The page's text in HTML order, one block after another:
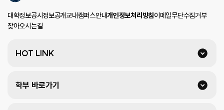
대학정보공시정보공개교내캠퍼스안내개인정보처리방침이메일무단수집거부
찾아오시는길
HOT LINK
학부 바로가기